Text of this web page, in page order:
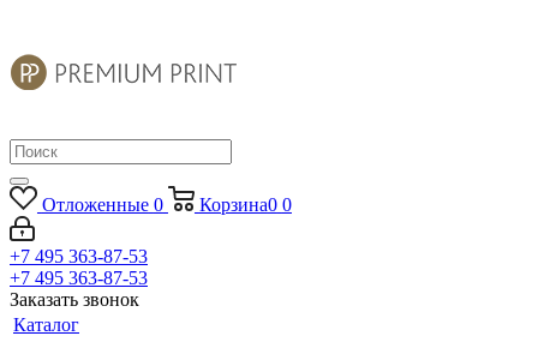
Отложенные 0 Корзина0 0
+7 495 363-87-53
+7 495 363-87-53
Заказать звонок
Каталог